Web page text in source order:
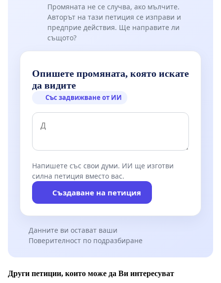
Промяната не се случва, ако мълчите.
Авторът на тази петиция се изправи и
предприе действия. Ще направите ли
същото?
Опишете промяната, която искате
да видите
Със задвижване от ИИ
Напишете със свои думи. ИИ ще изготви
силна петиция вместо вас.
Създаване на петиция
Данните ви остават ваши
Поверителност по подразбиране
Други петиции, които може да Ви интересуват